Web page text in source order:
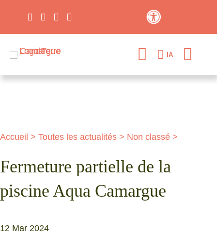
IA
Accueil > Toutes les actualités > Non classé >
Fermeture partielle de la
piscine Aqua Camargue
12 Mar 2024